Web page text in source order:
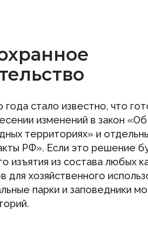
стало известно, что
изменений в закон
территориях» и
РФ». Если это решение
изъятия из состава любых
для хозяйственного
парки и заповедники